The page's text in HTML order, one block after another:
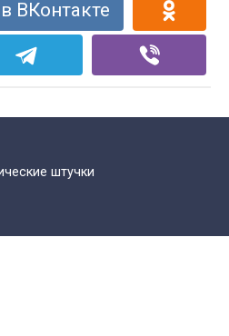
ВКонтакте
штучки